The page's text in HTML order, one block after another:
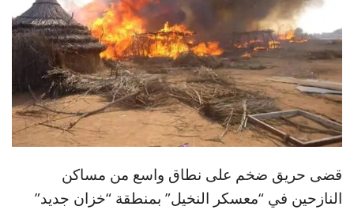
قضى حريق ضخم على نطاق واسع من مساكن
النازحين في “معسكر النخيل” بمنطقة “خزان جديد”